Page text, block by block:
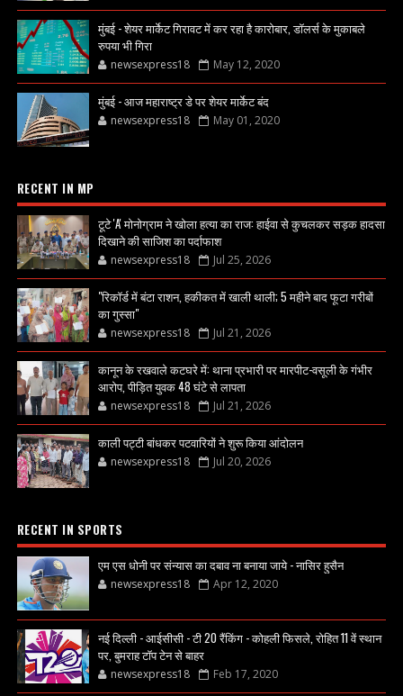
मुंबई - शेयर मार्केट गिरावट में कर रहा है कारोबार, डॉलर्स के मुकाबले
रुपया भी गिरा
newsexpress18 May 12, 2020
मुंबई - आज महाराष्ट्र डे पर शेयर मार्केट बंद
newsexpress18 May 01, 2020
RECENT IN MP
टूटे 'A' मोनोग्राम ने खोला हत्या का राज: हाईवा से कुचलकर सड़क हादसा
दिखाने की साजिश का पर्दाफाश
newsexpress18 Jul 25, 2026
"रिकॉर्ड में बंटा राशन, हकीकत में खाली थाली; 5 महीने बाद फूटा गरीबों
का गुस्सा"
newsexpress18 Jul 21, 2026
कानून के रखवाले कटघरे में: थाना प्रभारी पर मारपीट-वसूली के गंभीर
आरोप, पीड़ित युवक 48 घंटे से लापता
newsexpress18 Jul 21, 2026
काली पट्टी बांधकर पटवारियों ने शुरू किया आंदोलन
newsexpress18 Jul 20, 2026
RECENT IN SPORTS
एम एस धोनी पर संन्यास का दबाव ना बनाया जाये - नासिर हुसैन
newsexpress18 Apr 12, 2020
नई दिल्ली - आईसीसी - टी 20 रैंकिंग - कोहली फिसले, रोहित 11 वें स्थान
पर, बुमराह टॉप टेन से बाहर
newsexpress18 Feb 17, 2020